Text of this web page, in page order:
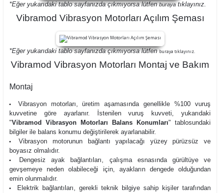
*Eğer yukarıdaki tablo sayfanızda çıkmıyorsa lütfenburayatıklayınız.
Vibramod Vibrasyon Motorları Açılım Şeması
*Eğer yukarıdaki tablo sayfanızda çıkmıyorsa lütfenburaya tıklayınız.
Vibramod Vibrasyon Motorları Montaj ve Bakım
Montaj
Vibrasyon motorları, üretim aşamasında genellikle %100 vuruş
kuvvetine göre ayarlanır. İstenilen vuruş kuvveti, yukarıdaki
"Vibramod Vibrasyon Motorları Balans Konumları" tablosundaki
bilgiler ile balans konumu değiştirilerek ayarlanabilir.
Vibrasyon motorunun bağlantı yapılacağı yüzey pürüzsüz ve
boyasız olmalıdır.
Dengesiz ayak bağlantıları, çalışma esnasında gürültüye ve
gevşemeye neden olabileceği için, ayakların dengede olduğundan
emin olunmalıdır.
Elektrik bağlantıları, gerekli teknik bilgiye sahip kişiler tarafından